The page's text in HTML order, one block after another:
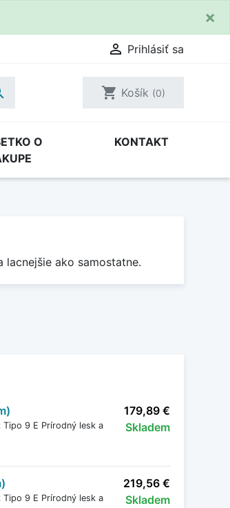
×
 Prihlásiť sa
shopping_cart Košík (0)
O
KONTAKT
ako samostatne.
9 E Prírodný lesk a
179,89 €
Skladem
9 E Prírodný lesk a
219,56 €
Skladem